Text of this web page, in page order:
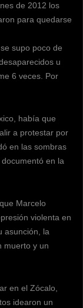
de 2012 los
para quedarse
supo poco de
u
6 veces. Por
había que
a protestar por
en las sombras
en la
Marcelo
violenta en
asunción, la
muerto y un
en el Zócalo,
idearon un